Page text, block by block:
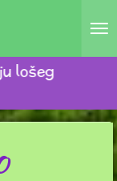
lošeg